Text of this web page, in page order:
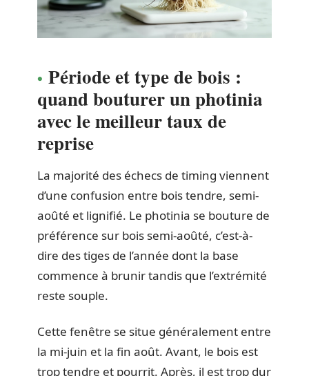
Période et type de bois :
quand bouturer un photinia
avec le meilleur taux de
reprise
La majorité des échecs de timing viennent
d’une confusion entre bois tendre, semi-
aoûté et lignifié. Le photinia se bouture de
préférence sur bois semi-aoûté, c’est-à-
dire des tiges de l’année dont la base
commence à brunir tandis que l’extrémité
reste souple.
Cette fenêtre se situe généralement entre
la mi-juin et la fin août. Avant, le bois est
trop tendre et pourrit. Après, il est trop dur